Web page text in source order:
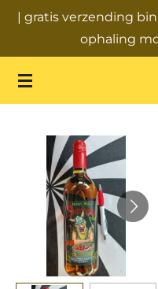
de
hoofdinhoud
| gratis verzending
ophaling